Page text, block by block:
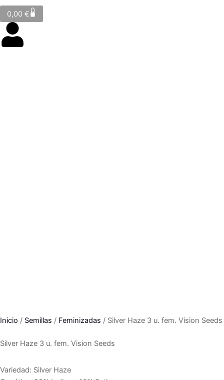
0,00 €0
Cart
Inicio / Semillas / Feminizadas / Silver Haze 3 u. fem. Vision Seeds
Silver Haze 3 u. fem. Vision Seeds
Variedad: Silver Haze